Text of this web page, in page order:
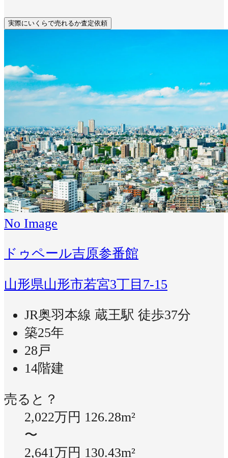
実際にいくらで売れるか査定依頼
No Image
ドゥペール吉原参番館
山形県山形市若宮3丁目7-15
JR奥羽本線 蔵王駅 徒歩37分
築25年
28戸
14階建
売ると？
2,022万円 126.28m²
〜
2,641万円 130.43m²